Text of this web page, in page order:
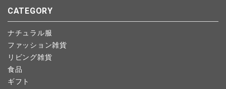
CATEGORY
ナチュラル服
ファッション雑貨
リビング雑貨
食品
ギフト